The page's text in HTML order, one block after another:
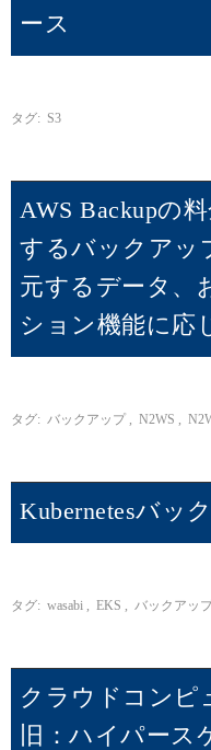
ース
タグ: S3
AWS Backupの
するバックアッ
元するデータ、
ション機能に応
タグ: バックアップ N2WS
Kubernetesバッ
タグ: wasabi EKS バックアッ
クラウドコンピ
旧：ハイパース